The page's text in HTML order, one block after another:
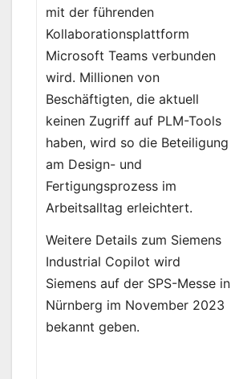
mit der führenden
Kollaborationsplattform
Microsoft Teams verbunden
wird. Millionen von
Beschäftigten, die aktuell
keinen Zugriff auf PLM-Tools
haben, wird so die Beteiligung
am Design- und
Fertigungsprozess im
Arbeitsalltag erleichtert.
Weitere Details zum Siemens
Industrial Copilot wird
Siemens auf der SPS-Messe in
Nürnberg im November 2023
bekannt geben.